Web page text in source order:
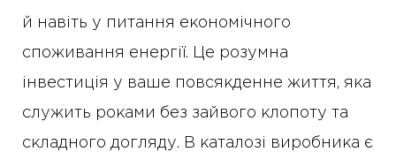
й навіть у питання економічного
споживання енергії. Це розумна
інвестиція у ваше повсякденне життя, яка
служить роками без зайвого клопоту та
складного догляду. В каталозі виробника є